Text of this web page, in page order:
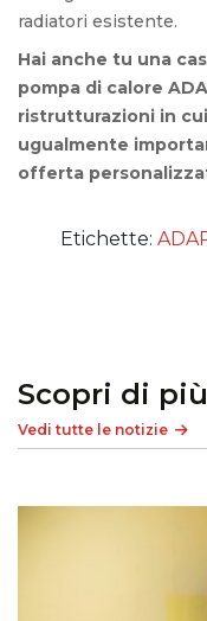
radiatori esistente.
Hai anche tu una
pompa di calore
ristrutturazioni in
ugualmente
offerta
Etichette:
Scopri di più
Vedi tutte le notizie